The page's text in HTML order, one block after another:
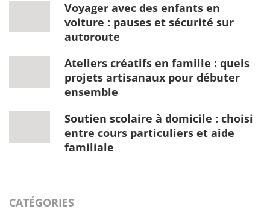
Voyager avec des enfants en
voiture : pauses et sécurité sur
autoroute
Ateliers créatifs en famille : quels
projets artisanaux pour débuter
ensemble
Soutien scolaire à domicile : choisir
entre cours particuliers et aide
familiale
CATÉGORIES